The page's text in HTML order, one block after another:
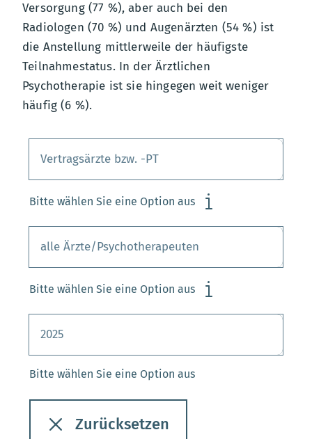
Versorgung (77 %), aber auch bei den
Radiologen (70 %) und Augenärzten (54 %) ist
die Anstellung mittlerweile der häufigste
Teilnahmestatus. In der Ärztlichen
Psychotherapie ist sie hingegen weit weniger
häufig (6 %).
Bitte wählen Sie eine Option aus
Bitte wählen Sie eine Option aus
Bitte wählen Sie eine Option aus
Zurücksetzen